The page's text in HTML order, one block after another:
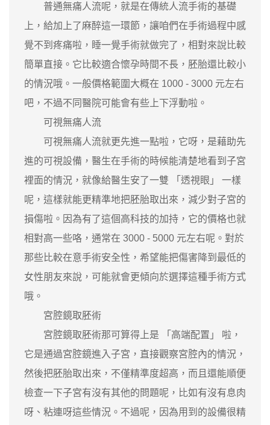
普通無痛人流呢，就是在傳統人流手術的基礎
上，給加上了麻醉這一環節，讓咱們在手術過程中感
覺不到疼痛啦，睡一覺手術就做完了，相對來說比較
簡單直接。它比較適合懷孕時間不長，胚胎還比較小
的情況哦。一般價格範圍大概在 1000 - 3000 元左右
吧，不過不同醫院可能會有些上下浮動啦。
可視無痛人流
可視無痛人流就更先進一點啦，它呀，是藉助先
進的可視設備，醫生在手術的時候能清楚地看到子宮
裡面的情況，就像給醫生安了一雙 「透視眼」 一樣
呢，這樣就能更精準地把胚胎取出來，減少對子宮的
損傷啦。因為有了這個高科技的加持，它的價格也就
相對高一些咯，通常在 3000 - 5000 元左右呢。對於
那些比較在意手術安全性，希望能把傷害降到最低的
女性朋友來說，可能就會更傾向於選擇這種手術方式
哦。
宮腔鏡取胚術
宮腔鏡取胚術那可算得上是 「高端配置」 啦，
它是通過宮腔鏡進入子宮，直接觀察宮腔內的情況，
然後把胚胎取出來，不僅精準度超高，而且還能順便
檢查一下子宮有沒有其他的問題呢，比如有沒有息肉
呀、粘連呀這些情況。不過呢，因為用到的設備很精